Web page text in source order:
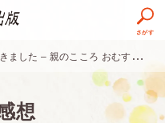
さがす
した – 親のこころ おむすびの味
想